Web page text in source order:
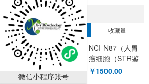
微信小程序账号
热销排行榜
销售量 收藏量
NCI-N87（人胃
癌细胞（STR鉴
定））XY-H089
￥1500.00